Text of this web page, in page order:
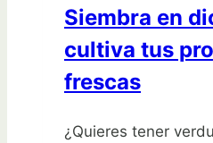
Siembra en
cultiva tus
frescas
¿Quieres tener